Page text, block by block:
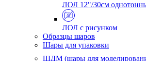
ЛОЛ 12"/30см
ЛОЛ с рисунком
Образцы шаров
Шары для упаковки
ШДМ (шары для